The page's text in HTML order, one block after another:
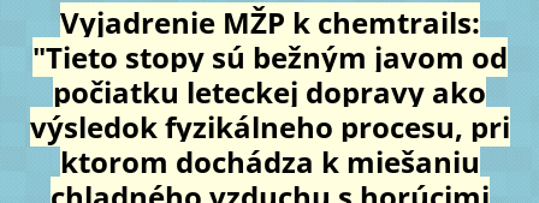
Vyjadrenie MŽP k chemtrails:
"Tieto stopy sú bežným javom od
počiatku leteckej dopravy ako
výsledok fyzikálneho procesu, pri
ktorom dochádza k miešaniu